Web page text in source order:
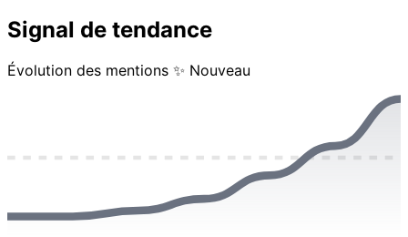
Signal de tendance
Évolution des mentions ✨ Nouveau